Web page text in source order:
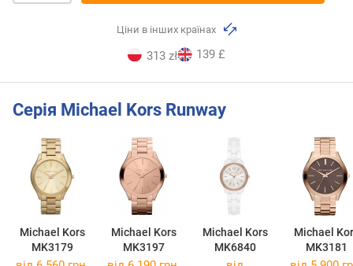
Ціни в інших країнах
313 zł 139 £
Серія Michael Kors Runway
Michael Kors
MK3179
Michael Kors
MK3197
Michael Kors
MK6840
Michael
MK3181